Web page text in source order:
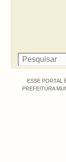
ESSE PORTAL
PREFEITURA